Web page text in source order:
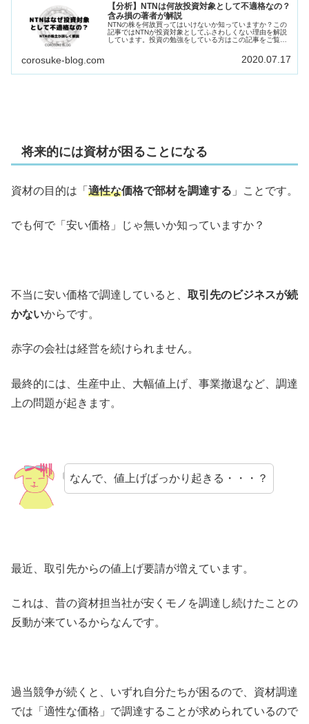
【分析】NTNは何故投資対象として不適格なの？
含み損の著者が解説
NTNの株を何故買ってはいけないか知っていますか？この
記事ではNTNが投資対象としてふさわしくない理由を解説
しています。投資の勉強をしている方はこの記事をご覧下
corosuke-blog.com 2020.07.17
将来的には資材が困ることになる
資材の目的は「 適性な価格で部材を調達する 」ことです。
でも何で「安い価格」じゃ無いか知っていますか？
不当に安い価格で調達していると、 取引先のビジネスが続
かないからです。
赤字の会社は経営を続けられません。
最終的には、生産中止、大幅値上げ、事業撤退など、調達
上の問題が起きます。
なんで、値上げばっかり起きる・・・？
最近、取引先からの値上げ要請が増えています。
これは、昔の資材担当社が安くモノを調達し続けたことの
反動が来ているからなんです。
過当競争が続くと、いずれ自分たちが困るので、資材調達
では「適性な価格」で調達することが求められているので